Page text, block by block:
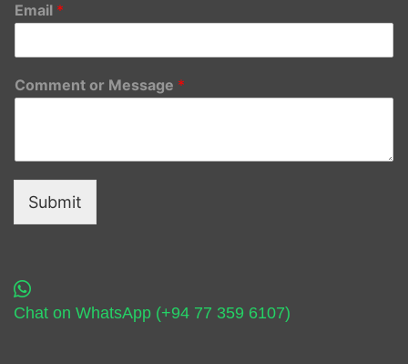
Email *
Comment or Message *
Submit
Chat on WhatsApp (+94 77 359 6107)